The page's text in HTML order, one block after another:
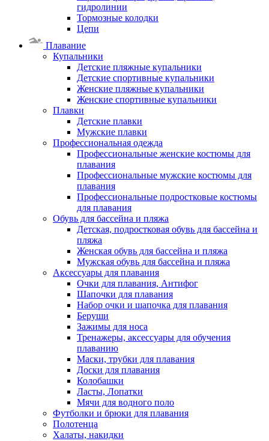
гидролинии
Тормозные колодки
Цепи
Плавание
Купальники
Детские пляжные купальники
Детские спортивные купальники
Женские пляжные купальники
Женские спортивные купальники
Плавки
Детские плавки
Мужские плавки
Профессиональная одежда
Профессиональные женские костюмы для
плавания
Профессиональные мужские костюмы для
плавания
Профессиональные подростковые костюмы
для плавания
Обувь для бассейна и пляжа
Детская, подростковая обувь для бассейна и
пляжа
Женская обувь для бассейна и пляжа
Мужская обувь для бассейна и пляжа
Аксессуары для плавания
Очки для плавания, Антифог
Шапочки для плавания
Набор очки и шапочка для плавания
Беруши
Зажимы для носа
Тренажеры, аксессуары для обучения
плаванию
Маски, трубки для плавания
Доски для плавания
Колобашки
Ласты, Лопатки
Мячи для водного поло
Футболки и брюки для плавания
Полотенца
Халаты, накидки